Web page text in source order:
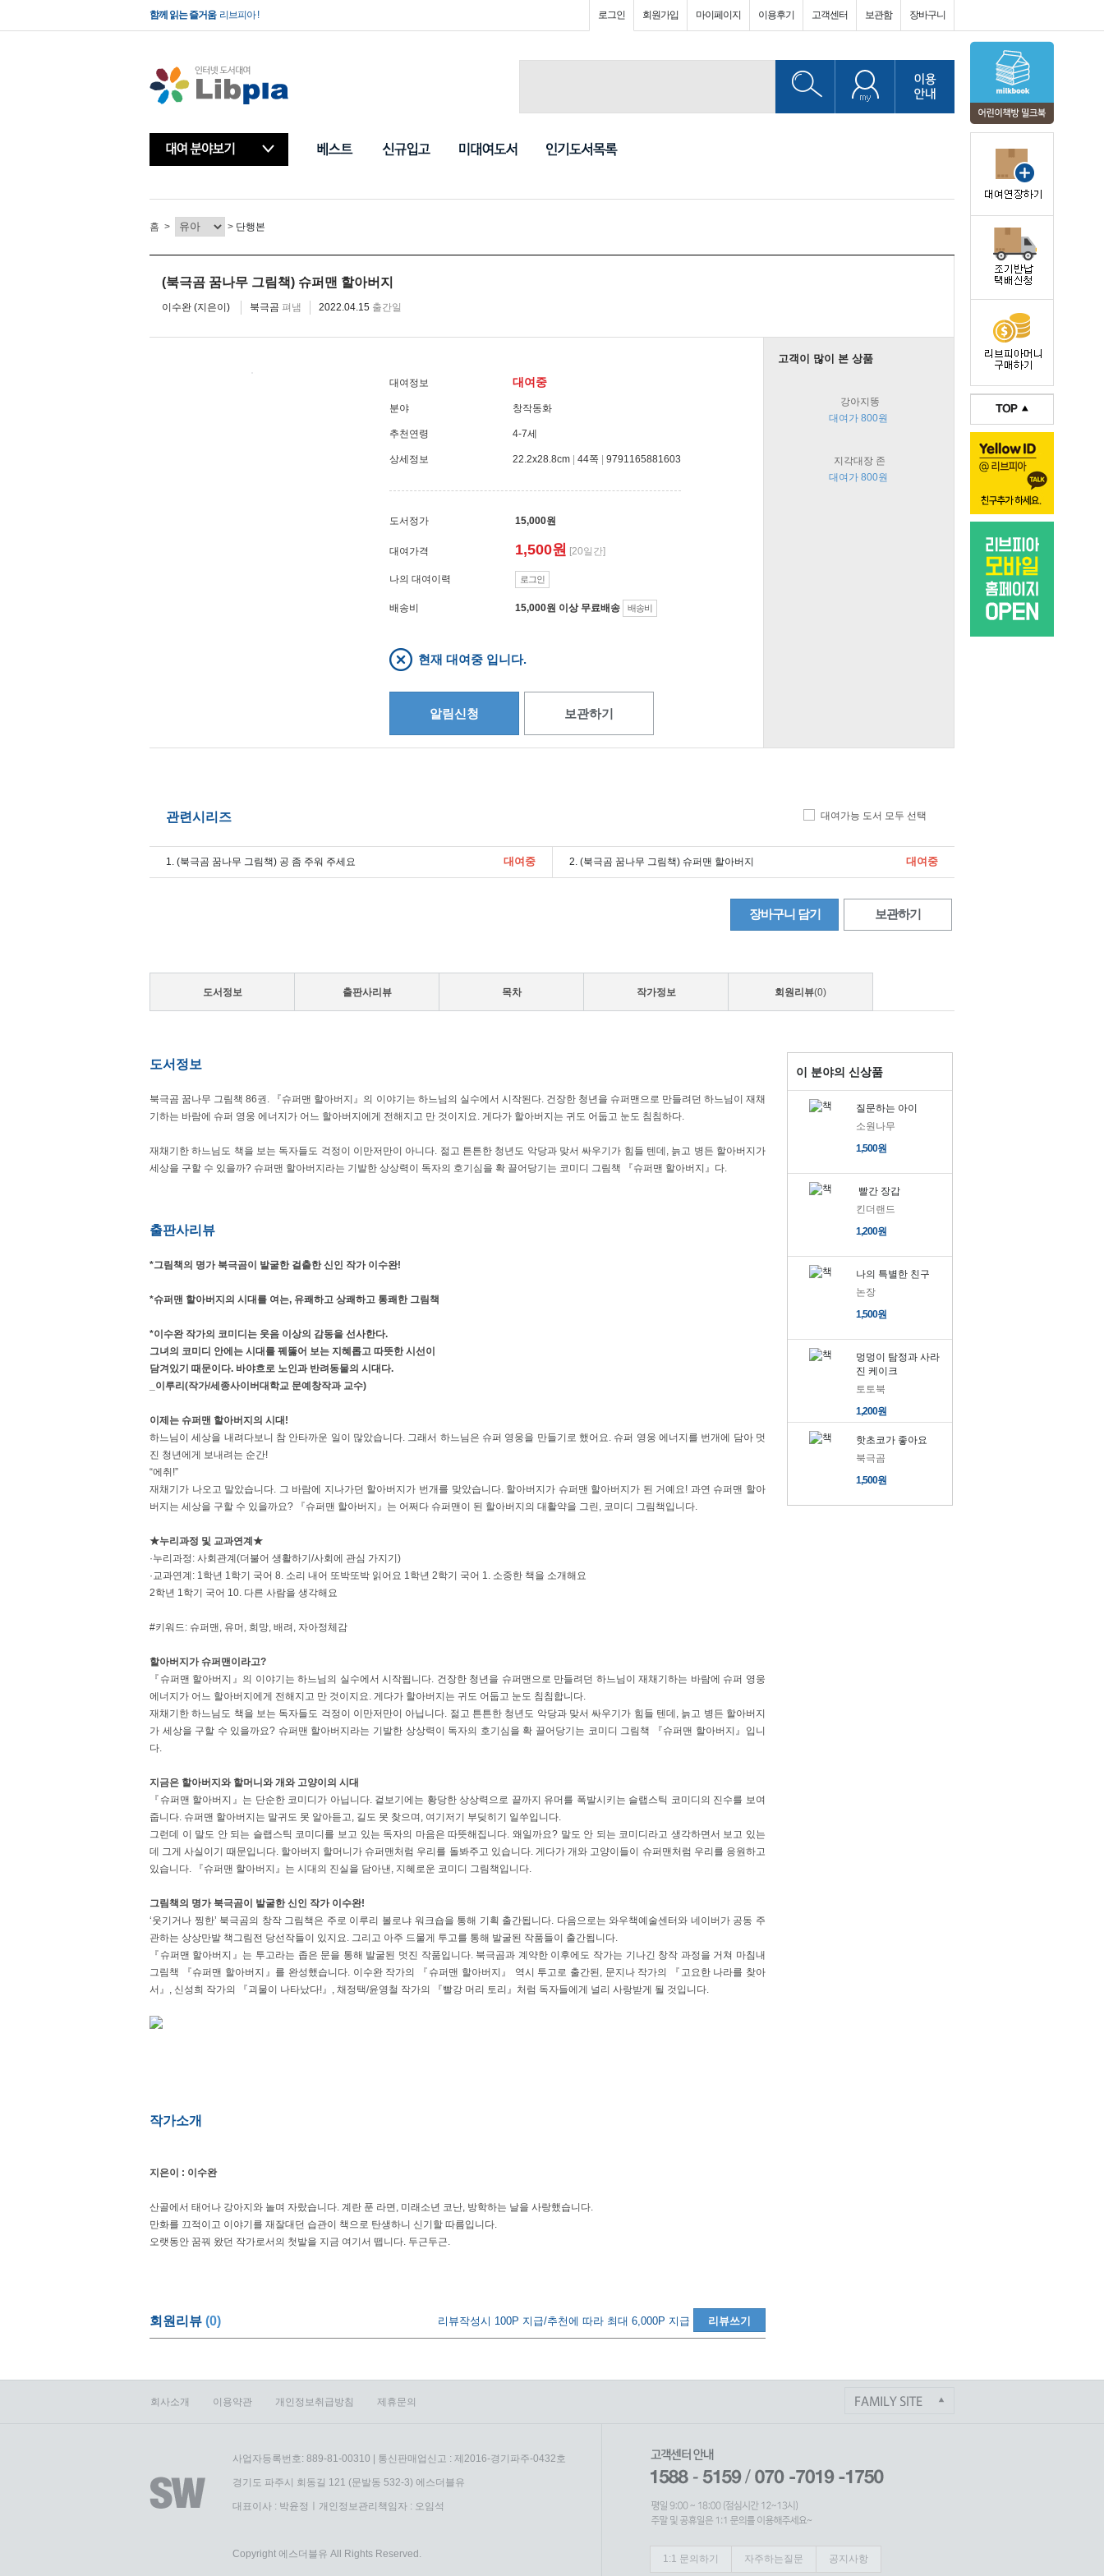
함께 읽는 즐거움리브피아 !
빌려보는 책방리브피아 !
로그인 회원가입 마이페이지 이용후기 고객센터 보관함 장바구니
홈 > > 단행본
(북극곰 꿈나무 그림책) 슈퍼맨 할아버지
이수완 (지은이) 북극곰 펴냄 2022.04.15 출간일
대여정보 대여중
분야 창작동화
추천연령 4-7세
상세정보 22.2x28.8cm 44쪽 9791165881603
도서정가 15,000원
대여가격 1,500원 [20일간]
나의 대여이력 로그인
배송비 15,000원 이상 무료배송 배송비
현재 대여중 입니다.
알림신청 보관하기
고객이 많이 본 상품
강아지똥
대여가 800원
지각대장 존
대여가 800원
관련시리즈 대여가능 도서 모두 선택
1. (북극곰 꿈나무 그림책) 공 좀 주워 주세요 대여중 2. (북극곰 꿈나무 그림책) 슈퍼맨 할아버지 대여중
장바구니 담기 보관하기
도서정보 출판사리뷰 목차 작가정보 회원리뷰(0)
도서정보
북극곰 꿈나무 그림책 86권. 『슈퍼맨 할아버지』의 이야기는 하느님의 실수에서 시작된다. 건장한 청년을 슈퍼맨으로 만들려던 하느님이 재채
기하는 바람에 슈퍼 영웅 에너지가 어느 할아버지에게 전해지고 만 것이지요. 게다가 할아버지는 귀도 어둡고 눈도 침침하다.
재채기한 하느님도 책을 보는 독자들도 걱정이 이만저만이 아니다. 젊고 튼튼한 청년도 악당과 맞서 싸우기가 힘들 텐데, 늙고 병든 할아버지가
세상을 구할 수 있을까? 슈퍼맨 할아버지라는 기발한 상상력이 독자의 호기심을 확 끌어당기는 코미디 그림책 『슈퍼맨 할아버지』다.
출판사리뷰
*그림책의 명가 북극곰이 발굴한 걸출한 신인 작가 이수완!
*슈퍼맨 할아버지의 시대를 여는, 유쾌하고 상쾌하고 통쾌한 그림책
*이수완 작가의 코미디는 웃음 이상의 감동을 선사한다.
그녀의 코미디 안에는 시대를 꿰뚫어 보는 지혜롭고 따뜻한 시선이
담겨있기 때문이다. 바야흐로 노인과 반려동물의 시대다.
_이루리(작가/세종사이버대학교 문예창작과 교수)
이제는 슈퍼맨 할아버지의 시대!
하느님이 세상을 내려다보니 참 안타까운 일이 많았습니다. 그래서 하느님은 슈퍼 영웅을 만들기로 했어요. 슈퍼 영웅 에너지를 번개에 담아 멋
진 청년에게 보내려는 순간!
“에취!”
재채기가 나오고 말았습니다. 그 바람에 지나가던 할아버지가 번개를 맞았습니다. 할아버지가 슈퍼맨 할아버지가 된 거예요! 과연 슈퍼맨 할아
버지는 세상을 구할 수 있을까요? 『슈퍼맨 할아버지』는 어쩌다 슈퍼맨이 된 할아버지의 대활약을 그린, 코미디 그림책입니다.
★누리과정 및 교과연계★
·누리과정: 사회관계(더불어 생활하기/사회에 관심 가지기)
·교과연계: 1학년 1학기 국어 8. 소리 내어 또박또박 읽어요 1학년 2학기 국어 1. 소중한 책을 소개해요
2학년 1학기 국어 10. 다른 사람을 생각해요
#키워드: 슈퍼맨, 유머, 희망, 배려, 자아정체감
할아버지가 슈퍼맨이라고?
『슈퍼맨 할아버지』의 이야기는 하느님의 실수에서 시작됩니다. 건장한 청년을 슈퍼맨으로 만들려던 하느님이 재채기하는 바람에 슈퍼 영웅
에너지가 어느 할아버지에게 전해지고 만 것이지요. 게다가 할아버지는 귀도 어둡고 눈도 침침합니다.
재채기한 하느님도 책을 보는 독자들도 걱정이 이만저만이 아닙니다. 젊고 튼튼한 청년도 악당과 맞서 싸우기가 힘들 텐데, 늙고 병든 할아버지
가 세상을 구할 수 있을까요? 슈퍼맨 할아버지라는 기발한 상상력이 독자의 호기심을 확 끌어당기는 코미디 그림책 『슈퍼맨 할아버지』입니
다.
지금은 할아버지와 할머니와 개와 고양이의 시대
『슈퍼맨 할아버지』는 단순한 코미디가 아닙니다. 겉보기에는 황당한 상상력으로 끝까지 유머를 폭발시키는 슬랩스틱 코미디의 진수를 보여
줍니다. 슈퍼맨 할아버지는 말귀도 못 알아듣고, 길도 못 찾으며, 여기저기 부딪히기 일쑤입니다.
그런데 이 말도 안 되는 슬랩스틱 코미디를 보고 있는 독자의 마음은 따뜻해집니다. 왜일까요? 말도 안 되는 코미디라고 생각하면서 보고 있는
데 그게 사실이기 때문입니다. 할아버지 할머니가 슈퍼맨처럼 우리를 돌봐주고 있습니다. 게다가 개와 고양이들이 슈퍼맨처럼 우리를 응원하고
있습니다. 『슈퍼맨 할아버지』는 시대의 진실을 담아낸, 지혜로운 코미디 그림책입니다.
그림책의 명가 북극곰이 발굴한 신인 작가 이수완!
‘웃기거나 찡한’ 북극곰의 창작 그림책은 주로 이루리 볼로냐 워크숍을 통해 기획 출간됩니다. 다음으로는 와우책예술센터와 네이버가 공동 주
관하는 상상만발 책그림전 당선작들이 있지요. 그리고 아주 드물게 투고를 통해 발굴된 작품들이 출간됩니다.
『슈퍼맨 할아버지』는 투고라는 좁은 문을 통해 발굴된 멋진 작품입니다. 북극곰과 계약한 이후에도 작가는 기나긴 창작 과정을 거쳐 마침내
그림책 『슈퍼맨 할아버지』를 완성했습니다. 이수완 작가의 『슈퍼맨 할아버지』 역시 투고로 출간된, 문지나 작가의 『고요한 나라를 찾아
서』, 신성희 작가의 『괴물이 나타났다!』, 채정택/윤영철 작가의 『빨강 머리 토리』처럼 독자들에게 널리 사랑받게 될 것입니다.
작가소개
지은이 : 이수완
산골에서 태어나 강아지와 놀며 자랐습니다. 계란 푼 라면, 미래소년 코난, 방학하는 날을 사랑했습니다.
만화를 끄적이고 이야기를 재잘대던 습관이 책으로 탄생하니 신기할 따름입니다.
오랫동안 꿈꿔 왔던 작가로서의 첫발을 지금 여기서 뗍니다. 두근두근.
회원리뷰 (0) 리뷰작성시 100P 지급/추천에 따라 최대 6,000P 지급 리뷰쓰기
이 분야의 신상품
질문하는 아이
소원나무
1,500원
빨간 장갑
킨더랜드
1,200원
나의 특별한 친구
논장
1,500원
멍멍이 탐정과 사라
진 케이크
토토북
1,200원
핫초코가 좋아요
북극곰
1,500원
회사소개 이용약관 개인정보취급방침 제휴문의
사업자등록번호: 889-81-00310 | 통신판매업신고 : 제2016-경기파주-0432호
경기도 파주시 회동길 121 (문발동 532-3) 에스더블유
대표이사 : 박윤정ㅣ개인정보관리책임자 : 오임석
Copyright 에스더블유 All Rights Reserved. 1:1 문의하기 자주하는질문 공지사항